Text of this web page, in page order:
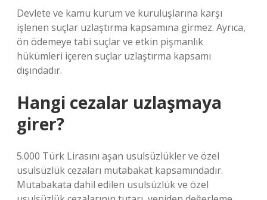
Devlete ve kamu kurum ve kuruluşlarına karşı
işlenen suçlar uzlaştırma kapsamına girmez. Ayrıca,
ön ödemeye tabi suçlar ve etkin pişmanlık
hükümleri içeren suçlar uzlaştırma kapsamı
dışındadır.
Hangi cezalar uzlaşmaya
girer?
5.000 Türk Lirasını aşan usulsüzlükler ve özel
usulsüzlük cezaları mutabakat kapsamındadır.
Mutabakata dahil edilen usulsüzlük ve özel